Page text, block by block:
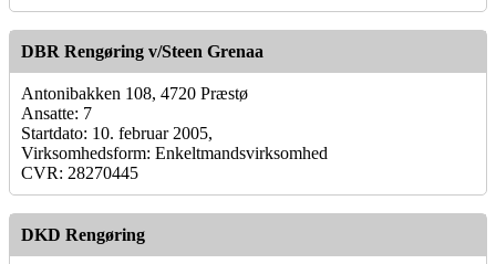
DBR Rengøring v/Steen Grenaa
Antonibakken 108, 4720 Præstø
Ansatte: 7
Startdato: 10. februar 2005,
Virksomhedsform: Enkeltmandsvirksomhed
CVR: 28270445
DKD Rengøring